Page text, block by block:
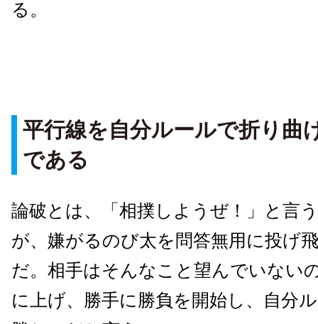
る。
平行線を自分ルールで折り曲
である
論破とは、「相撲しようぜ！」と言
が、嫌がるのび太を問答無用に投げ
だ。相手はそんなこと望んでいない
に上げ、勝手に勝負を開始し、自分